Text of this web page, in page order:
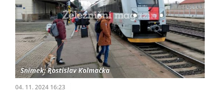
04. 11. 2024 16:23